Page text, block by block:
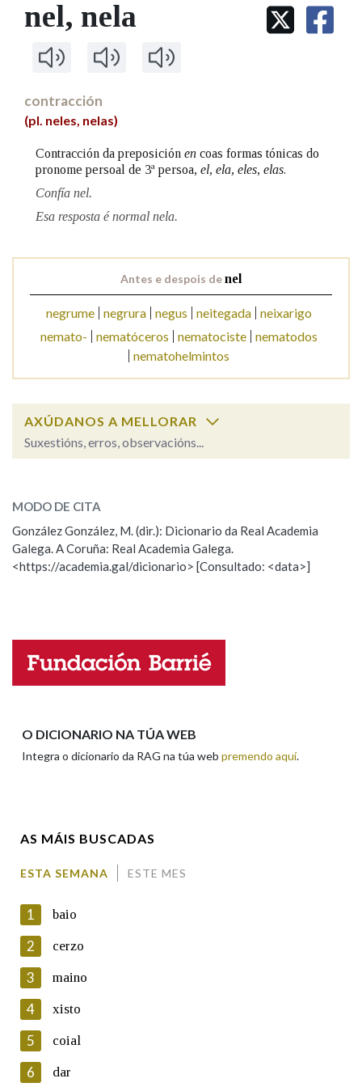
IDENTIDADE CORPORATIVA
MARCIAL DEL ADALID
CASA-MUSEO EMILIA PARDO
BAZÁN
FIGURAS HOMENAXEADAS
HISTORIA
Facebook
TwitterYoutubeInstagram
Bluesky
BUSCAR NOS LEMAS
Comeza por
Remata por
Contén
Nos exemplos
Na fraseoloxía
Marcas gramaticais
Pertence a
LIMPAR
nel, nela
contracción
(pl. neles, nelas)
Contracción da preposición en coas formas tónicas do
pronome persoal de 3ª persoa, el, ela, eles, elas.
Confía nel.
Esa resposta é normal nela.
Antes e despois denel
negrume negrura negus neitegada neixarigo
nemato-
nematóceros nematociste nematodos
nematohelmintos
AXÚDANOS A MELLORAR
Suxestións, erros, observacións...
ESCOLLE UNHA OPCIÓN:
Observación Hai un erro na palabra
Propoño mellorar a definición
Nome
En cumprimento da normativa vixente en materia de
Protección de Datos de Carácter Persoal, a Real Academia
Galega informa a aqueles usuarios que faciliten o seu correo
electrónico, así como calquera outra información de carácter
persoal, que estes datos serán obxecto de tratamento
automatizado de carácter confidencial e incorporados aos seus
ficheiros informáticos. Así mesmo, os usuarios poderán exercer o
MODO DE CITA
González González, M. (dir.): Dicionario da Real Academia
Galega. A Coruña: Real Academia Galega.
<https://academia.gal/dicionario> [Consultado: <data>]
O DICIONARIO NA TÚA WEB
Integra o dicionario da RAG na túa web premendo aquí.
AS MÁIS BUSCADAS
ESTA SEMANA ESTE MES
1 baio
2 cerzo
3 maino
4 xisto
5 coial
6 dar